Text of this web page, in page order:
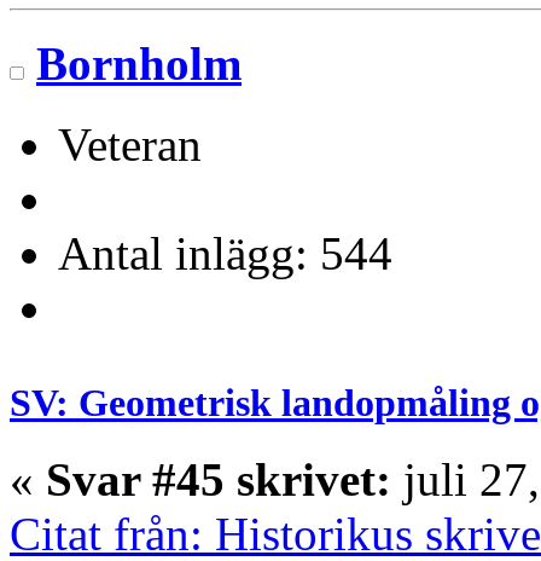
Bornholm
Veteran
Antal inlägg: 544
SV: Geometrisk landopmåling
« Svar #45 skrivet: juli
Citat från: Historikus